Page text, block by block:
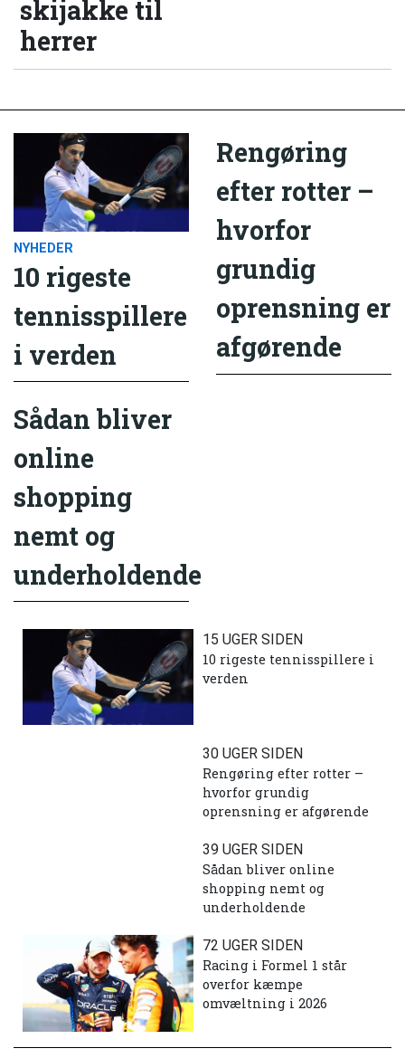
skijakke til
herrer
NYHEDER
10 rigeste
tennisspillere
i verden
Rengøring
efter rotter –
hvorfor
grundig
oprensning er
afgørende
Sådan bliver
online
shopping
nemt og
underholdende
15 UGER SIDEN
10 rigeste tennisspillere i
verden
30 UGER SIDEN
Rengøring efter rotter –
hvorfor grundig
oprensning er afgørende
39 UGER SIDEN
Sådan bliver online
shopping nemt og
underholdende
72 UGER SIDEN
Racing i Formel 1 står
overfor kæmpe
omvæltning i 2026